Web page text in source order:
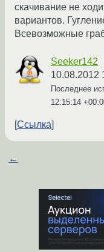
скачивание не
вариантов.
Всевозможные
Seeker142
10.08.2012
Последнее
12:15:14
Ссылка
←